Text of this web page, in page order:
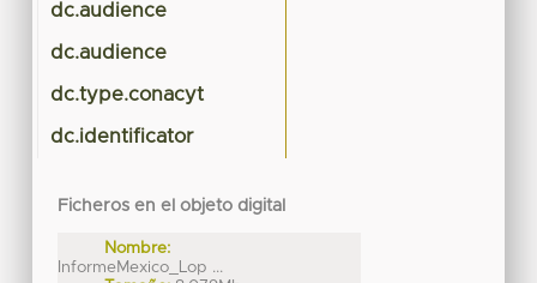
dc.audience
dc.audience
dc.type.conacyt
dc.identificator
Ficheros en el objeto digital
Nombre:
InformeMexico_Lop ...